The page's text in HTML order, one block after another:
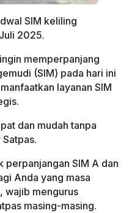
SIM keliling
2025.
memperpanjang
(SIM) pada hari ini
layanan SIM
dan mudah tanpa
perpanjangan SIM A dan
Anda yang masa
wajib mengurus
masing-masing.